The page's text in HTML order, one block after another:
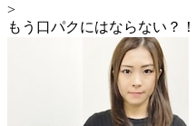
>
もう口パクにはならない？